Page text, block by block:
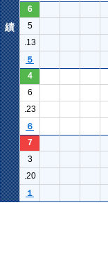
6
5
.13
５
4
6
.23
６
7
3
.20
１
績